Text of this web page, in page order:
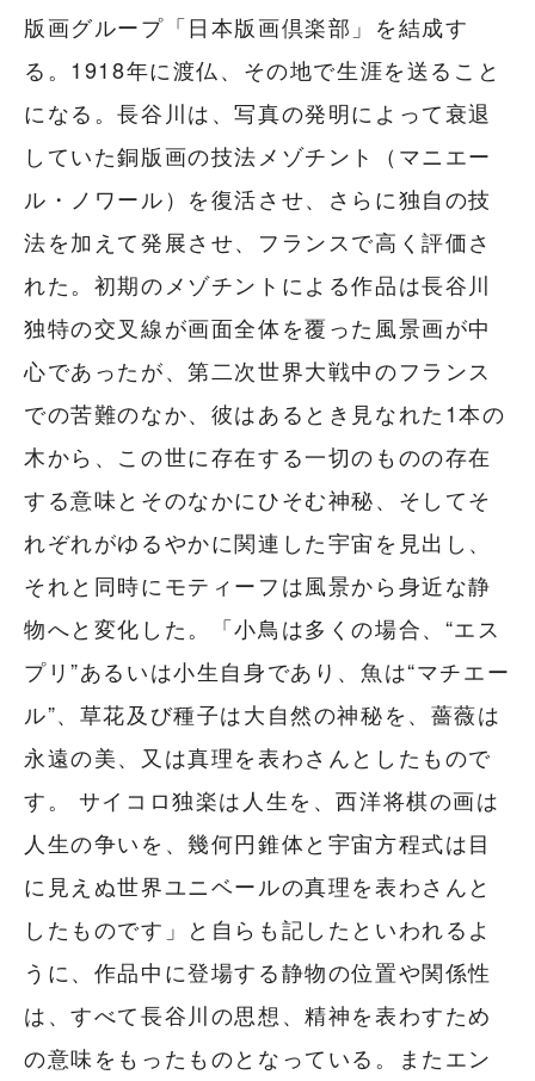
版画グループ「日本版画倶楽部」を結成す
る。1918年に渡仏、その地で生涯を送ること
になる。長谷川は、写真の発明によって衰退
していた銅版画の技法メゾチント（マニエー
ル・ノワール）を復活させ、さらに独自の技
法を加えて発展させ、フランスで高く評価さ
れた。初期のメゾチントによる作品は長谷川
独特の交叉線が画面全体を覆った風景画が中
心であったが、第二次世界大戦中のフランス
での苦難のなか、彼はあるとき見なれた1本の
木から、この世に存在する一切のものの存在
する意味とそのなかにひそむ神秘、そしてそ
れぞれがゆるやかに関連した宇宙を見出し、
それと同時にモティーフは風景から身近な静
物へと変化した。「小鳥は多くの場合、“エス
プリ”あるいは小生自身であり、魚は“マチエー
ル”、草花及び種子は大自然の神秘を、薔薇は
永遠の美、又は真理を表わさんとしたもので
す。 サイコロ独楽は人生を、西洋将棋の画は
人生の争いを、幾何円錐体と宇宙方程式は目
に見えぬ世界ユニベールの真理を表わさんと
したものです」と自らも記したといわれるよ
うに、作品中に登場する静物の位置や関係性
は、すべて長谷川の思想、精神を表わすため
の意味をもったものとなっている。またエン